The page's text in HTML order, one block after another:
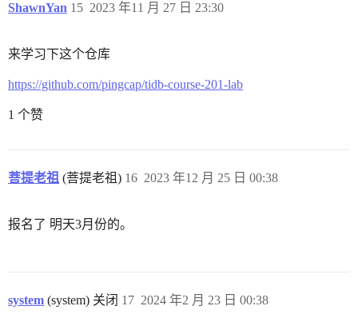
ShawnYan 2023 年11 月 27 日 23:30
15
来学习下这个仓库
https://github.com/pingcap/tidb-course-201-lab
1 个赞
菩提老祖 (菩提老祖) 2023 年12 月 25 日 00:38
16
报名了 明天3月份的。
system (system) 关闭 2024 年2 月 23 日 00:38
17